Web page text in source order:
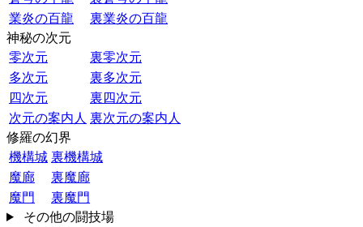
業炎の百龍
裏業炎の百龍
神秘の次元
零次元
裏零次元
多次元
裏多次元
四次元
裏四次元
次元の案内人 裏次元の案内人
修羅の幻界
機構城 裏機構城
魔廊
裏魔廊
魔門
裏魔門
その他の闘技場